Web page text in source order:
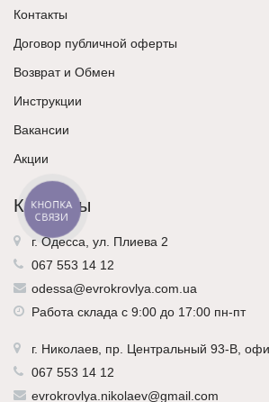
Контакты
Договор публичной оферты
Возврат и Обмен
Инструкции
Вакансии
Акции
Контакты
г. Одесса, ул. Плиева 2
067 553 14 12
odessa@evrokrovlya.com.ua
Работа склада с 9:00 до 17:00 пн-пт
г. Николаев , пр. Центральный 93-В,
067 553 14 12
evrokrovlya.nikolaev@gmail.com
КНОПКА
СВЯЗИ